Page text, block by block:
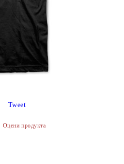
Tweet
Оцени продукта